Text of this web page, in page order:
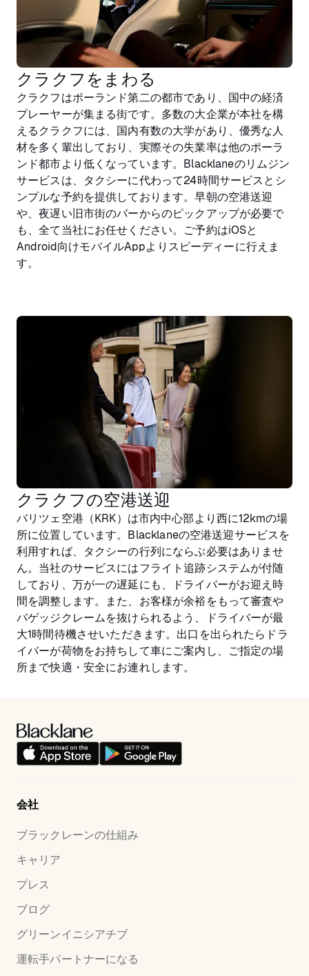
クラクフをまわる
クラクフはポーランド第二の都市であり、国中の経済
プレーヤーが集まる街です。多数の大企業が本社を構
えるクラクフには、国内有数の大学があり、優秀な人
材を多く輩出しており、実際その失業率は他のポーラ
ンド都市より低くなっています。Blacklaneのリムジン
サービスは、タクシーに代わって24時間サービスとシ
ンプルな予約を提供しております。早朝の空港送迎
や、夜遅い旧市街のバーからのピックアップが必要で
も、全て当社にお任せください。ご予約はiOSと
Android向けモバイルAppよりスピーディーに行えま
す。
クラクフの空港送迎
バリツェ空港（KRK）は市内中心部より西に12kmの場
所に位置しています。Blacklaneの空港送迎サービスを
利用すれば、タクシーの行列にならぶ必要はありませ
ん。当社のサービスにはフライト追跡システムが付随
しており、万が一の遅延にも、ドライバーがお迎え時
間を調整します。また、お客様が余裕をもって審査や
バゲッジクレームを抜けられるよう、ドライバーが最
大1時間待機させいただきます。出口を出られたらドラ
イバーが荷物をお持ちして車にご案内し、ご指定の場
所まで快適・安全にお連れします。
会社
ブラックレーンの仕組み
キャリア
プレス
ブログ
グリーンイニシアチブ
運転手パートナーになる